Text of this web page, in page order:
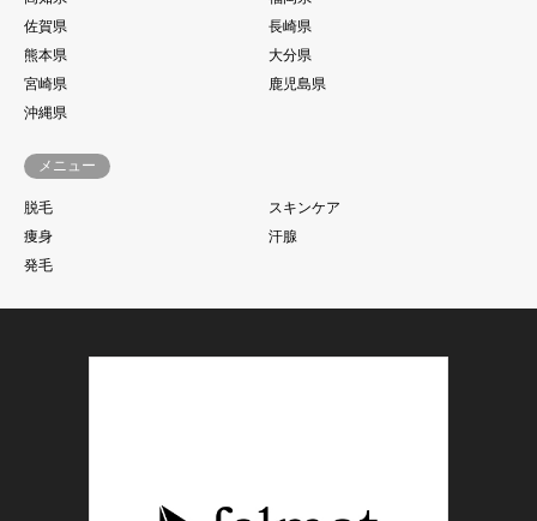
佐賀県
長崎県
熊本県
大分県
宮崎県
鹿児島県
沖縄県
メニュー
脱毛
スキンケア
痩身
汗腺
発毛